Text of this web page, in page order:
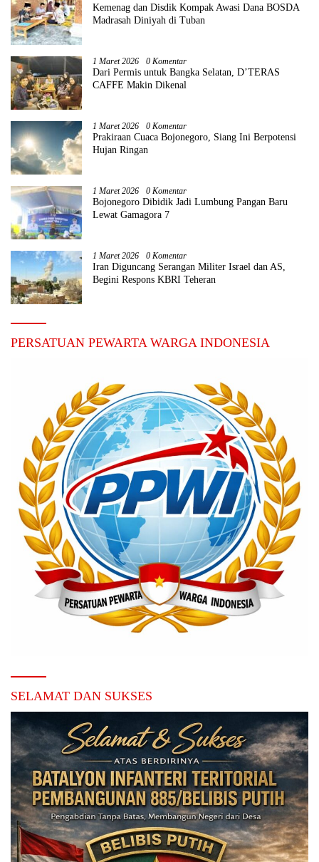
Kemenag dan Disdik Kompak Awasi Dana BOSDA
Madrasah Diniyah di Tuban
1 Maret 2026 0 Komentar
Dari Permis untuk Bangka Selatan, D’TERAS
CAFFE Makin Dikenal
1 Maret 2026 0 Komentar
Prakiraan Cuaca Bojonegoro, Siang Ini Berpotensi
Hujan Ringan
1 Maret 2026 0 Komentar
Bojonegoro Dibidik Jadi Lumbung Pangan Baru
Lewat Gamagora 7
1 Maret 2026 0 Komentar
Iran Diguncang Serangan Militer Israel dan AS,
Begini Respons KBRI Teheran
PERSATUAN PEWARTA WARGA INDONESIA
SELAMAT DAN SUKSES